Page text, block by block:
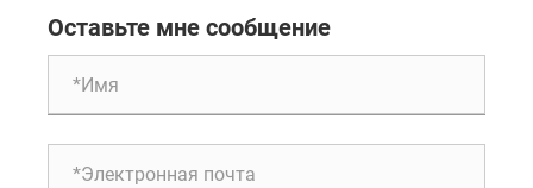
сада?
Оставьте мне сообщение